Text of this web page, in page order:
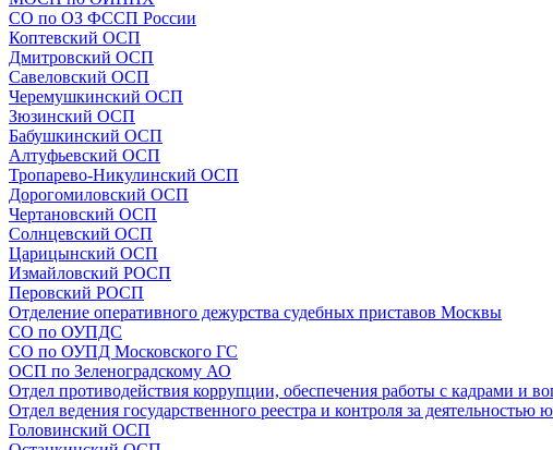
СО по ОЗ ФССП России
Коптевский ОСП
Дмитровский ОСП
Савеловский ОСП
Черемушкинский ОСП
Зюзинский ОСП
Бабушкинский ОСП
Алтуфьевский ОСП
Тропарево-Никулинский ОСП
Дорогомиловский ОСП
Чертановский ОСП
Солнцевский ОСП
Царицынский ОСП
Измайловский РОСП
Перовский РОСП
Отделение оперативного дежурства судебных приставов Москвы
СО по ОУПДС
СО по ОУПД Московского ГС
ОСП по Зеленоградскому АО
Отдел противодействия коррупции, обеспечения работы с кадрами и
Отдел ведения государственного реестра и контроля за деятельностью
Головинский ОСП